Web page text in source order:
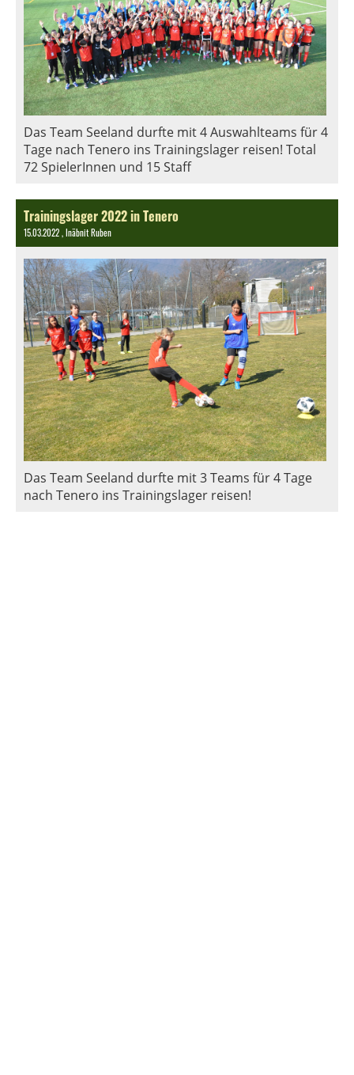
Das Team Seeland durfte mit 4 Auswahlteams für 4
Tage nach Tenero ins Trainingslager reisen! Total
72 SpielerInnen und 15 Staff
Trainingslager 2022 in Tenero
15.03.2022, Inäbnit Ruben
Das Team Seeland durfte mit 3 Teams für 4 Tage
nach Tenero ins Trainingslager reisen!